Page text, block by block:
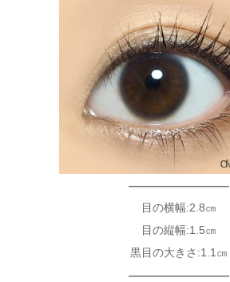
—————————
目の横幅:2.8㎝
目の縦幅:1.5㎝
黒目の大きさ:1.1㎝
—————————